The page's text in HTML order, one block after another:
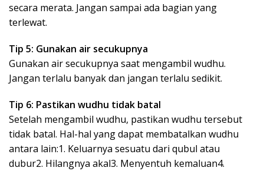
secara merata. Jangan sampai ada bagian yang
terlewat.
Tip 5: Gunakan air secukupnya
Gunakan air secukupnya saat mengambil wudhu.
Jangan terlalu banyak dan jangan terlalu sedikit.
Tip 6: Pastikan wudhu tidak batal
Setelah mengambil wudhu, pastikan wudhu tersebut
tidak batal. Hal-hal yang dapat membatalkan wudhu
antara lain:1. Keluarnya sesuatu dari qubul atau
dubur2. Hilangnya akal3. Menyentuh kemaluan4.